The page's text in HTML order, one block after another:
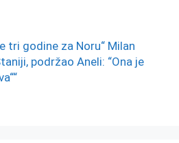
tri godine za Noru“ Milan
podržao Aneli: “Ona je